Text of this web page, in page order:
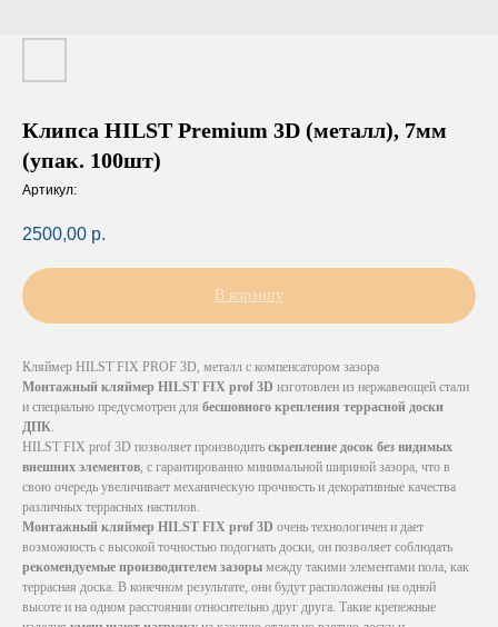
Клипса HILST Premium 3D (металл), 7мм
(упак. 100шт)
Артикул:
2500,00 р.
В корзину
Кляймер HILST FIX PROF 3D, металл с компенсатором зазора
Монтажный кляймер HILST FIX prof 3D изготовлен из нержавеющей стали
и специально предусмотрен для бесшовного крепления террасной доски
ДПК
HILST FIX prof 3D позволяет производить скрепление досок без видимых
внешних элементов , с гарантированно минимальной шириной зазора, что в
свою очередь увеличивает механическую прочность и декоративные качества
различных террасных настилов.
Монтажный кляймер HILST FIX prof 3D очень технологичен и дает
возможность с высокой точностью подогнать доски, он позволяет соблюдать
рекомендуемые производителем зазоры между такими элементами пола, как
террасная доска. В конечном результате, они будут расположены на одной
высоте и на одном расстоянии относительно друг друга. Такие крепежные